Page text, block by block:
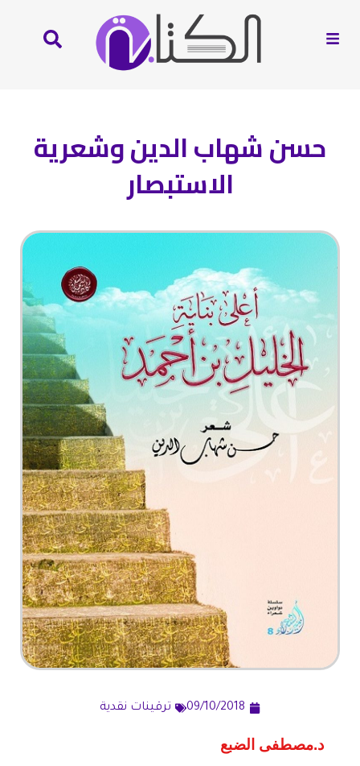
حسن شهاب الدين وشعرية
الاستبصار
09/10/2018 ترقينات نقدية
د.مصطفى الضبع